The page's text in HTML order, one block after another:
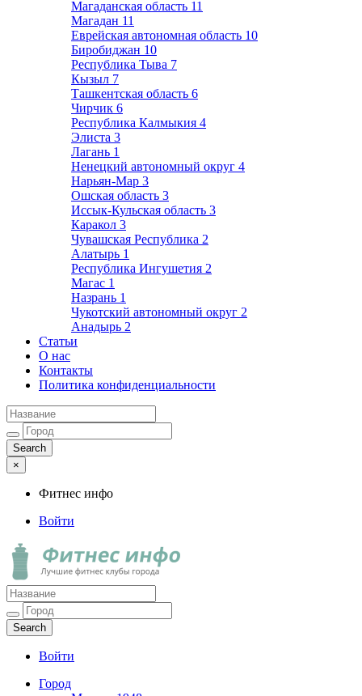
Магаданская область 11
Магадан 11
Еврейская автономная область 10
Биробиджан 10
Республика Тыва 7
Кызыл 7
Ташкентская область 6
Чирчик 6
Республика Калмыкия 4
Элиста 3
Лагань 1
Ненецкий автономный округ 4
Нарьян-Мар 3
Ошская область 3
Иссык-Кульская область 3
Каракол 3
Чувашская Республика 2
Алатырь 1
Республика Ингушетия 2
Магас 1
Назрань 1
Чукотский автономный округ 2
Анадырь 2
Статьи
О нас
Контакты
Политика конфиденциальности
×
Фитнес инфо
Войти
Фитнес инфо
Лучшие фитнес клубы города
Войти
Город